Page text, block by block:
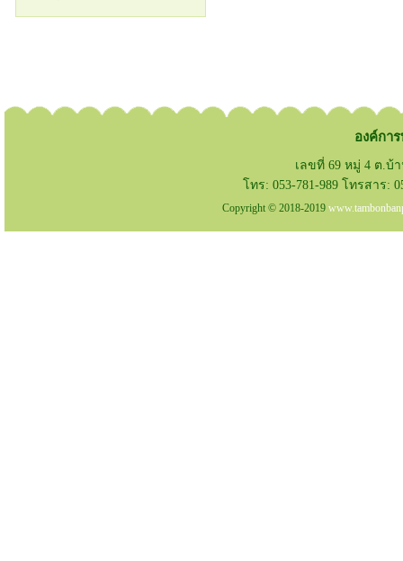
องค์กา
เลขที่ 69 หมู่ 4 ต.บ้า
โทร: 053-781-989 โทรสาร:
Copyright © 2018-2019